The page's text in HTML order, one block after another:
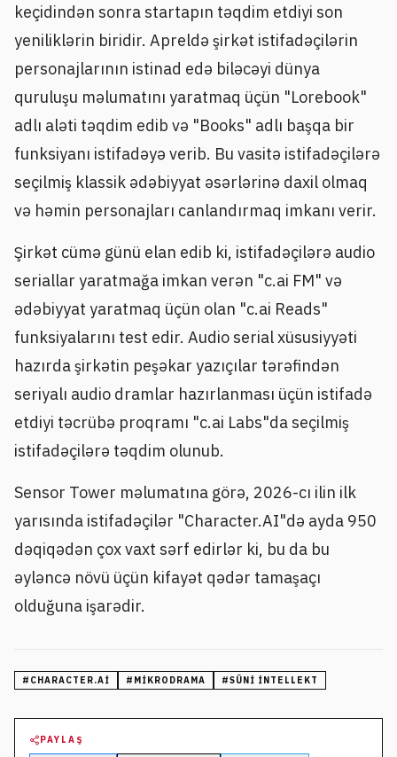
keçidindən sonra startapın təqdim etdiyi son
yeniliklərin biridir. Apreldə şirkət istifadəçilərin
personajlarının istinad edə biləcəyi dünya
quruluşu məlumatını yaratmaq üçün "Lorebook"
adlı aləti təqdim edib və "Books" adlı başqa bir
funksiyanı istifadəyə verib. Bu vasitə istifadəçilərə
seçilmiş klassik ədəbiyyat əsərlərinə daxil olmaq
və həmin personajları canlandırmaq imkanı verir.
Şirkət cümə günü elan edib ki, istifadəçilərə audio
seriallar yaratmağa imkan verən "c.ai FM" və
ədəbiyyat yaratmaq üçün olan "c.ai Reads"
funksiyalarını test edir. Audio serial xüsusiyyəti
hazırda şirkətin peşəkar yazıçılar tərəfindən
seriyalı audio dramlar hazırlanması üçün istifadə
etdiyi təcrübə proqramı "c.ai Labs"da seçilmiş
istifadəçilərə təqdim olunub.
Sensor Tower məlumatına görə, 2026-cı ilin ilk
yarısında istifadəçilər "Character.AI"də ayda 950
dəqiqədən çox vaxt sərf edirlər ki, bu da bu
əyləncə növü üçün kifayət qədər tamaşaçı
olduğuna işarədir.
# CHARACTER.AI # MIKRODRAMA #SÜNI INTELLEKT
PAYLAŞ